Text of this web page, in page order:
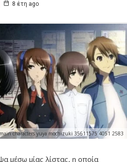
8 έτη ago
characters yuya mochizuki 35611575 4051 2583
μέσω μίας λίστας, η οποία